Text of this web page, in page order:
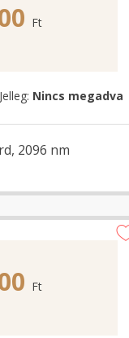
Ft
Jelleg: Nincs megadva
2096 nm
Ft